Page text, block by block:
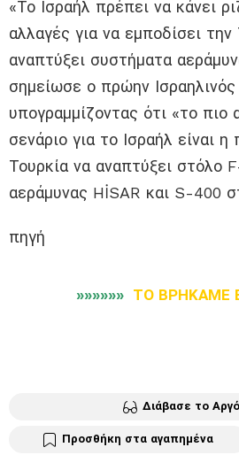
«Το Ισραήλ πρέπει να κάνει
αλλαγές για να εμποδίσει την
αναπτύξει συστήματα
σημείωσε ο πρώην
υπογραμμίζοντας ότι «το πιο
σενάριο για το Ισραήλ είναι η
Τουρκία να αναπτύξει στόλο
αεράμυνας HİSAR και S-400
πηγή
»»»»»» ΤΟ ΒΡΗΚΑΜΕ
Διάβασε το
Προσθήκη στα αγαπημένα